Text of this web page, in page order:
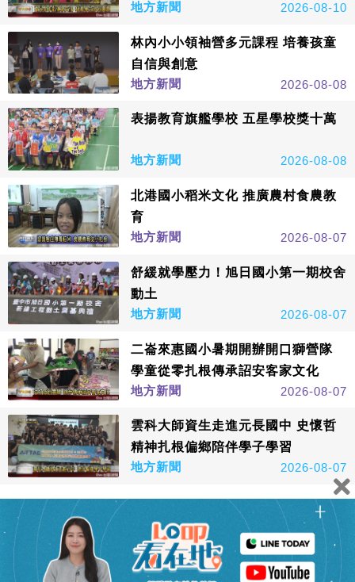
地方新聞
2026-08-10
林內小小領袖營多元課程 培養孩童
自信與創意
地方新聞
2026-08-08
表揚教育旗艦學校 五星學校獎十萬
地方新聞 2026-08-08
北港國小稻米文化 推廣農村食農教
育
地方新聞
2026-08-07
舒緩就學壓力！旭日國小第一期校舍
動土
地方新聞
2026-08-07
二崙來惠國小暑期開辦開口獅營隊
學童從零扎根傳承詔安客家文化
地方新聞
2026-08-07
雲科大師資生走進元長國中 史懷哲
精神扎根偏鄉陪伴學子學習
地方新聞
2026-08-07